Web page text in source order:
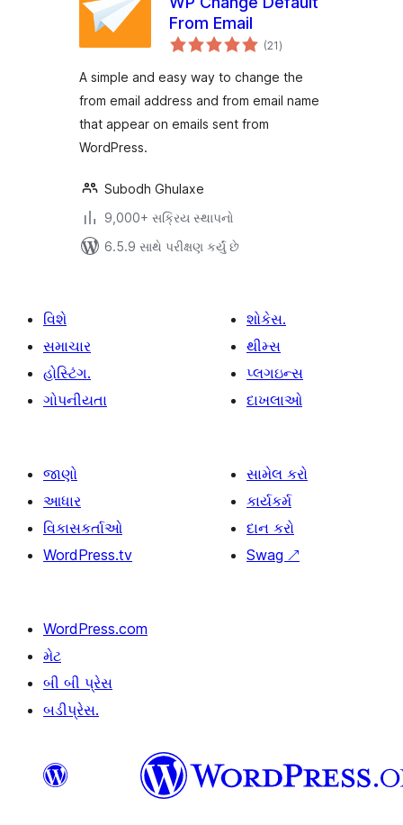
From Email
(21કુલ
રેટિંગ્સ
)
A simple and easy way to change the
from email address and from email name
that appear on emails sent from
WordPress.
Subodh Ghulaxe
9,000+ સક્રિય સ્થાપનો
6.5.9 સાથે પરીક્ષણ કર્યું છે
વિશે
સમાચાર
હોસ્ટિંગ.
ગોપનીયતા
શોકેસ.
થીમ્સ
પ્લગઇન્સ
દાખલાઓ
જાણો
આધાર
વિકાસકર્તાઓ
WordPress.tv
સામેલ કરો
કાર્યકર્મ
દાન કરો
Swag ↗
WordPress.com
મેટ
બી બી પ્રેસ
બડીપ્રેસ.